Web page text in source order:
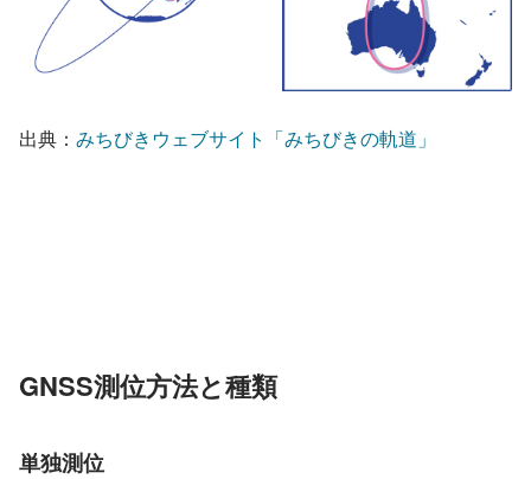
出典： みちびきウェブサイト「みちびきの軌道」
GNSS測位方法と種類
単独測位